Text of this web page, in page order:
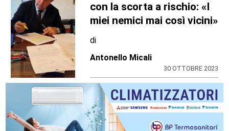
con la scorta a rischio: «I
miei nemici mai così vicini»
di
Antonello Micali
30 OTTOBRE 2023